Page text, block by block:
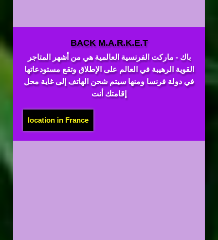
BACK M.A.R.K.E.T
باك - ماركت الفرنسية العالمية هي من أشهر المتاجر
القوية الرهيبة في العالم على الإطلاق وتقع مستودعاتها
في دولة فرنسا ومنها سيتم شحن الهاتف إلى غاية محل
إقامتك أنت
location in France